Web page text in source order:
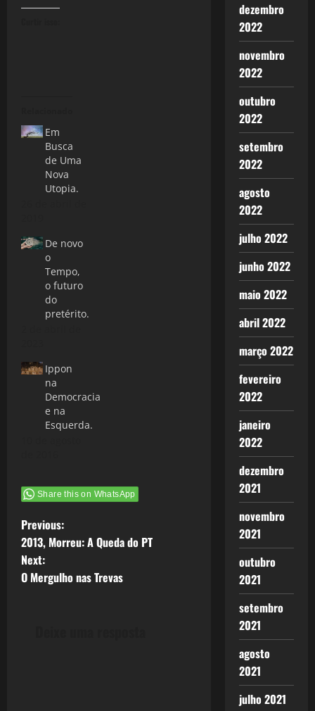
Em
Busca
de Uma
Nova
Utopia.
De novo
o
Tempo,
o futuro
do
pretérito.
Ippon
na
Democracia
e na
Esquerda.
Share this on WhatsApp
P
o
s
Previous:
2013, Morreu: A Queda do PT
Next:
O Mergulho nas Trevas
dezembro
2022
novembro
2022
outubro
2022
setembro
2022
agosto
2022
julho 2022
junho 2022
maio 2022
abril 2022
março 2022
fevereiro
2022
janeiro
2022
dezembro
2021
novembro
2021
outubro
2021
setembro
2021
agosto
2021
julho 2021